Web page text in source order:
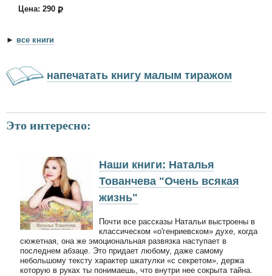
Цена: 290
► все книги
напечатать книгу малым тиражом
Это интересно:
Наши книги: Наталья
Тованчева "Очень всякая
жизнь"
Почти все рассказы Натальи выстроены в
классическом «о'генриевском» духе, когда
сюжетная, она же эмоциональная развязка наступает в
последнем абзаце. Это придает любому, даже самому
небольшому тексту характер шкатулки «с секретом», держа
которую в руках ты понимаешь, что внутри нее сокрыта тайна.